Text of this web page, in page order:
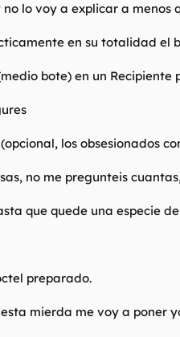
lo voy a explicar a menos
en su totalidad el
bote) en un
los obsesionados
no me pregunteis
que quede una especie
preparado.
mierda me voy a poner